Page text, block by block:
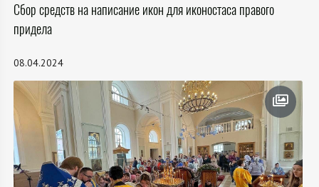
Сбор средств на написание икон для иконостаса правого
придела
08.04.2024